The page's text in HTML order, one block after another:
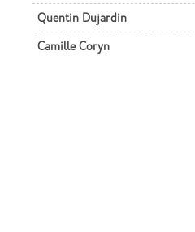
Quentin Dujardin
Camille Coryn